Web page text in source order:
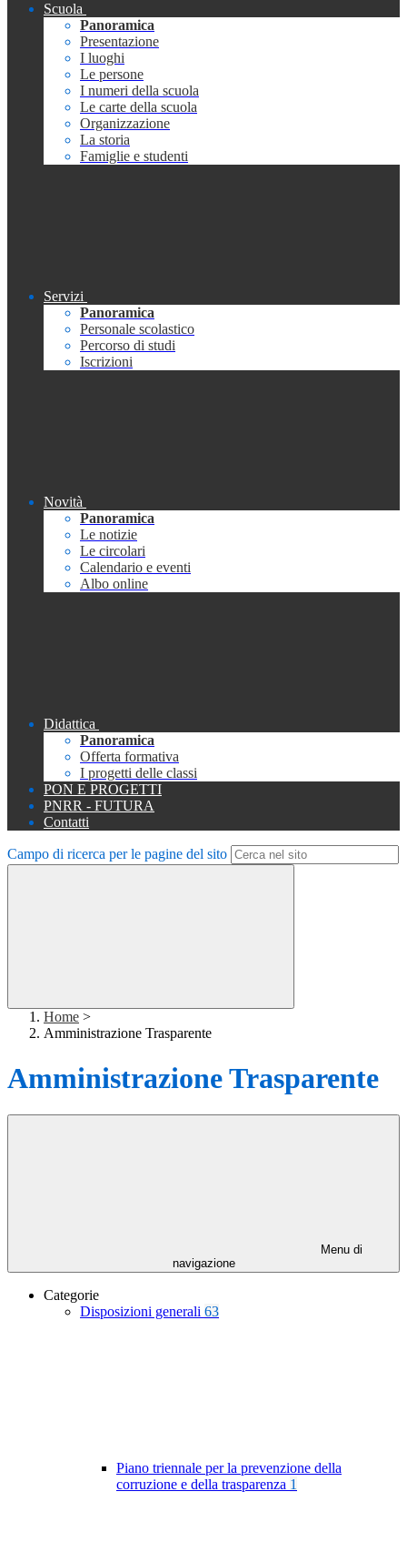
Scuola
Panoramica
Presentazione
I luoghi
Le persone
I numeri della scuola
Le carte della scuola
Organizzazione
La storia
Famiglie e studenti
Servizi
Panoramica
Personale scolastico
Percorso di studi
Iscrizioni
Novità
Panoramica
Le notizie
Le circolari
Calendario e eventi
Albo online
Didattica
Panoramica
Offerta formativa
I progetti delle classi
PON E PROGETTI
PNRR - FUTURA
Contatti
Campo di ricerca per le pagine del sito
Home >
Amministrazione Trasparente
Amministrazione Trasparente
Menu di
navigazione
Categorie
Disposizioni generali 63
Piano triennale per la prevenzione della
corruzione e della trasparenza 1